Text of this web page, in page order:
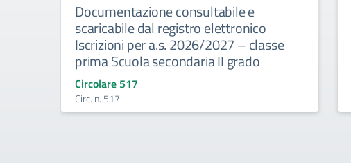
Documentazione consultabile e
scaricabile dal registro elettronico
Iscrizioni per a.s. 2026/2027 – classe
prima Scuola secondaria II grado
Circolare 517
Circ. n. 517